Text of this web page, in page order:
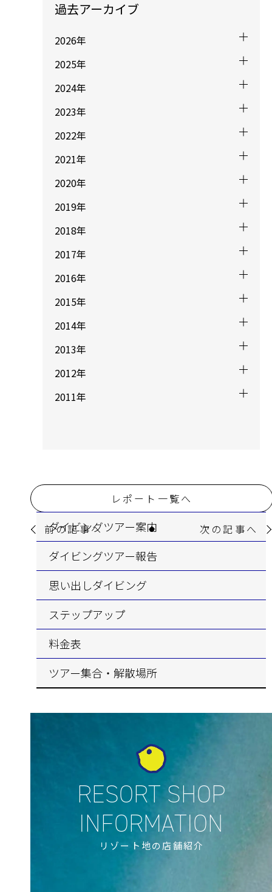
過去アーカイブ
2026年
2025年
2024年
2023年
2022年
2021年
2020年
2019年
2018年
2017年
2016年
2015年
2014年
2013年
2012年
2011年
前の記事へ
レポート一覧へ
次の記事へ
ダイビングツアー案内
ダイビングツアー報告
思い出しダイビング
ステップアップ
料金表
ツアー集合・解散場所
リゾート地の店舗紹介